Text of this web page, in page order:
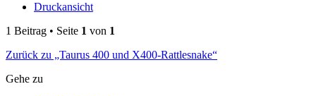
Druckansicht
1 Beitrag • Seite 1 von 1
Zurück zu „Taurus 400 und X400-Rattlesnake“
Gehe zu